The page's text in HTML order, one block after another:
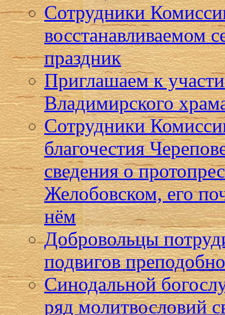
Сотрудники
восстанавливаемом
праздник
Приглашаем к
Владимирского
Сотрудники
благочестия
сведения о
Желобовском, его
нём
Добровольцы
подвигов
Синодальной
ряд молитвословий